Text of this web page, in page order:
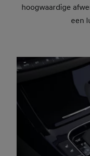
hoogwaardige
een